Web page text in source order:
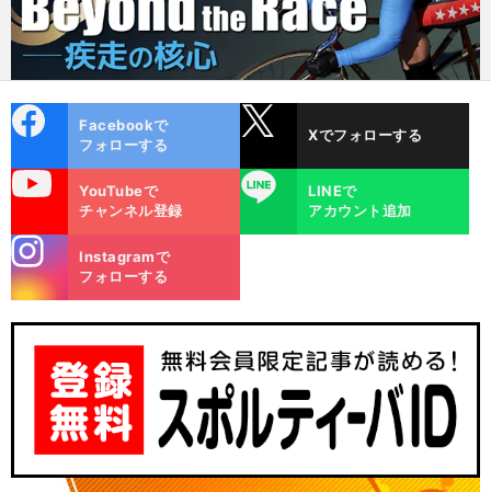
ok
Facebookで
フォローする
Xでフォローする
YouTubeで
チャンネル登録
LINE
LINEで
アカウント追加
m
Instagramで
フォローする